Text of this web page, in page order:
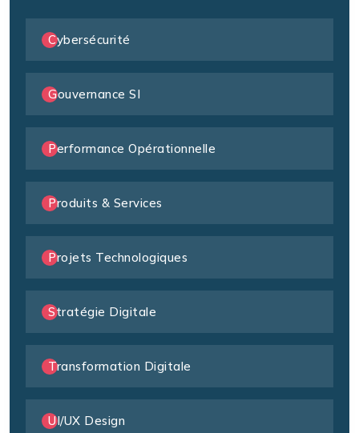
Cybersécurité
Gouvernance SI
Performance Opérationnelle
Produits & Services
Projets Technologiques
Stratégie Digitale
Transformation Digitale
UI/UX Design